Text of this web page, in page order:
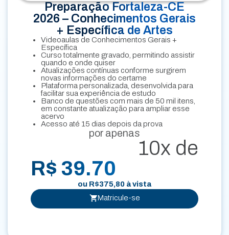
Preparação Fortaleza-CE
2026 – Conhecimentos Gerais
+ Específica de Artes
Videoaulas de Conhecimentos Gerais +
Específica
Curso totalmente gravado, permitindo assistir
quando e onde quiser
Atualizações contínuas conforme surgirem
novas informações do certame
Plataforma personalizada, desenvolvida para
facilitar sua experiência de estudo
Banco de questões com mais de 50 mil itens,
em constante atualização para ampliar esse
acervo
Acesso até 15 dias depois da prova
por apenas
10x de
R$ 39.70
ou R$375,80 à vista
Matricule-se